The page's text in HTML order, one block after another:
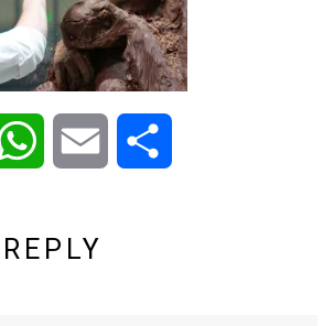
WhatsApp Email